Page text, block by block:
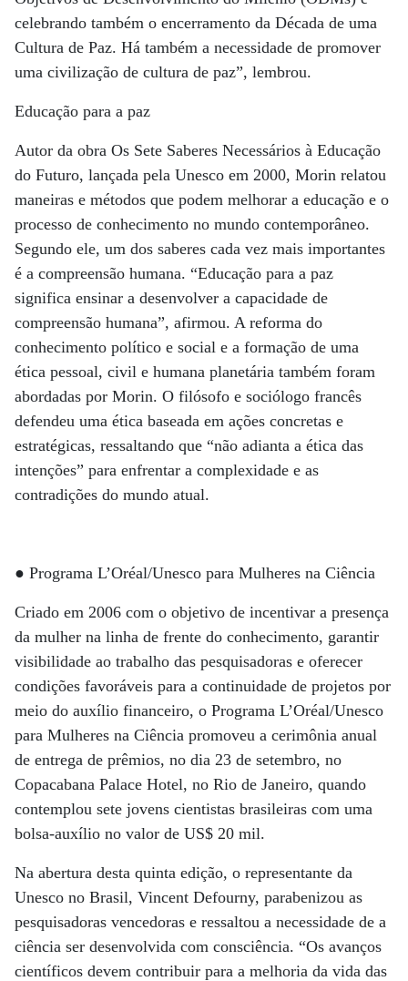
celebrando também o encerramento da Década de uma
Cultura de Paz. Há também a necessidade de promover
uma civilização de cultura de paz”, lembrou.
Educação para a paz
Autor da obra Os Sete Saberes Necessários à Educação
do Futuro, lançada pela Unesco em 2000, Morin relatou
maneiras e métodos que podem melhorar a educação e o
processo de conhecimento no mundo contemporâneo.
Segundo ele, um dos saberes cada vez mais importantes
é a compreensão humana. “Educação para a paz
significa ensinar a desenvolver a capacidade de
compreensão humana”, afirmou. A reforma do
conhecimento político e social e a formação de uma
ética pessoal, civil e humana planetária também foram
abordadas por Morin. O filósofo e sociólogo francês
defendeu uma ética baseada em ações concretas e
estratégicas, ressaltando que “não adianta a ética das
intenções” para enfrentar a complexidade e as
contradições do mundo atual.
● Programa L’Oréal/Unesco para Mulheres na Ciência
Criado em 2006 com o objetivo de incentivar a presença
da mulher na linha de frente do conhecimento, garantir
visibilidade ao trabalho das pesquisadoras e oferecer
condições favoráveis para a continuidade de projetos por
meio do auxílio financeiro, o Programa L’Oréal/Unesco
para Mulheres na Ciência promoveu a cerimônia anual
de entrega de prêmios, no dia 23 de setembro, no
Copacabana Palace Hotel, no Rio de Janeiro, quando
contemplou sete jovens cientistas brasileiras com uma
bolsa-auxílio no valor de US$ 20 mil.
Na abertura desta quinta edição, o representante da
Unesco no Brasil, Vincent Defourny, parabenizou as
pesquisadoras vencedoras e ressaltou a necessidade de a
ciência ser desenvolvida com consciência. “Os avanços
científicos devem contribuir para a melhoria da vida das